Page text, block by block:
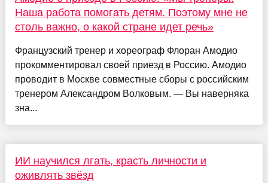
Наша работа помогать детям. Поэтому мне не
столь важно, о какой стране идет речь»
Французский тренер и хореограф Флоран Амодио
прокомментировал своей приезд в Россию. Амодио
проводит в Москве совместные сборы с российским
тренером Александром Волковым. — Вы наверняка
зна...
ИИ научился лгать, красть личности и
оживлять звёзд